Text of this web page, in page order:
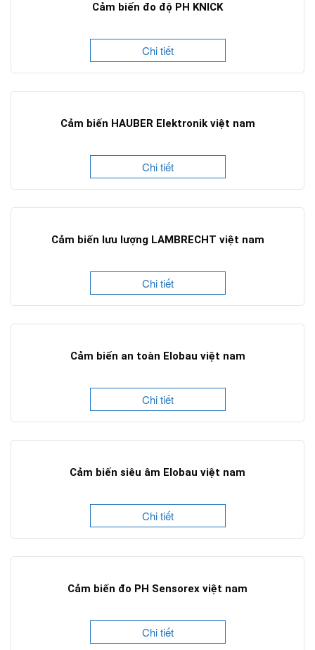
Cảm biến đo độ PH KNICK
Chi tiết
Cảm biến HAUBER Elektronik việt nam
Chi tiết
Cảm biến lưu lượng LAMBRECHT việt nam
Chi tiết
Cảm biến an toàn Elobau việt nam
Chi tiết
Cảm biến siêu âm Elobau việt nam
Chi tiết
Cảm biến đo PH Sensorex việt nam
Chi tiết